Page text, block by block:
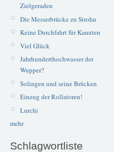
Zielgeraden
Die Messerbrücke zu Strohn
Keine Durchfahrt für Kanuten
Viel Glück
Jahrhunderthochwasser der
Wupper?
Solingen und seine Brücken
Einzug der Rollatoren!
Lurchi
mehr
Schlagwortliste